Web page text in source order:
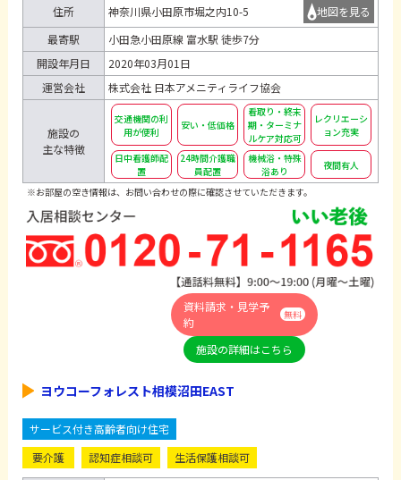
住所 神奈川県小田原市堀之内10-5
地図を見る
最寄駅
小田急小田原線 富水駅 徒歩7分
開設年月日
2020年03月01日
運営会社
株式会社 日本アメニティライフ協会
施設の
主な特徴
交通機関の利
用が便利
安い・低価格
看取り・終末
期・ターミナ
ルケア対応可
レクリエーシ
ョン充実
日中看護師配
置
24時間介護職
員配置
機械浴・特殊
浴あり
夜間有人
※お部屋の空き情報は、お問い合わせの際に確認させていただきます。
資料請求・見学予
約
無料
施設の詳細はこちら
ヨウコーフォレスト相模沼田EAST
サービス付き高齢者向け住宅
要介護
認知症相談可 生活保護相談可